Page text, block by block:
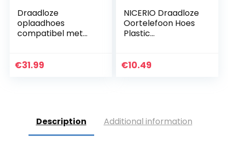
Draadloze
oplaadhoes
compatibel met
Vervanging voor
Cradle Dock voor
Galaxy Buds SM-
R170 (alleen
€31.99
NICERIO Draadloze
Oortelefoon Hoes
Plastic
Oordopjes Harde
Roze)
€10.49
Description Additional information